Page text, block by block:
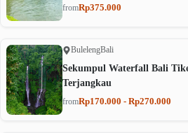
fromRp375.000
BulelengBali
Sekumpul Waterfall Bali
Terjangkau
fromRp170.000 - Rp270.000